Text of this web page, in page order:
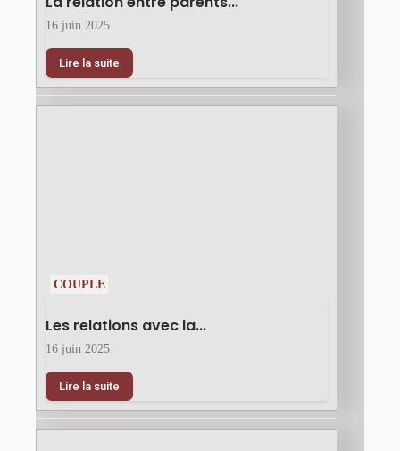
16 juin 2025
Lire la suite
COUPLE
Les relations avec la...
16 juin 2025
Lire la suite